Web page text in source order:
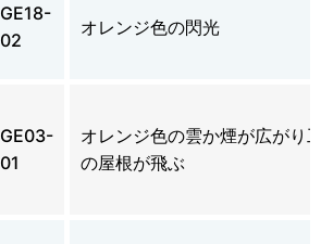
GE18-
02
オレンジ色の閃光
GE03-
01
オレンジ色の雲か煙が広がり
の屋根が飛ぶ